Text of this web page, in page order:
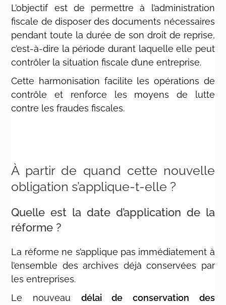
L’objectif est de permettre à l’administration
fiscale de disposer des documents nécessaires
pendant toute la durée de son droit de reprise,
c’est-à-dire la période durant laquelle elle peut
contrôler la situation fiscale d’une entreprise.
Cette harmonisation facilite les opérations de
contrôle et renforce les moyens de lutte
contre les fraudes fiscales.
À partir de quand cette nouvelle
obligation s’applique-t-elle ?
Quelle est la date d’application de la
réforme ?
La réforme ne s’applique pas immédiatement à
l’ensemble des archives déjà conservées par
les entreprises.
Le nouveau délai de conservation des